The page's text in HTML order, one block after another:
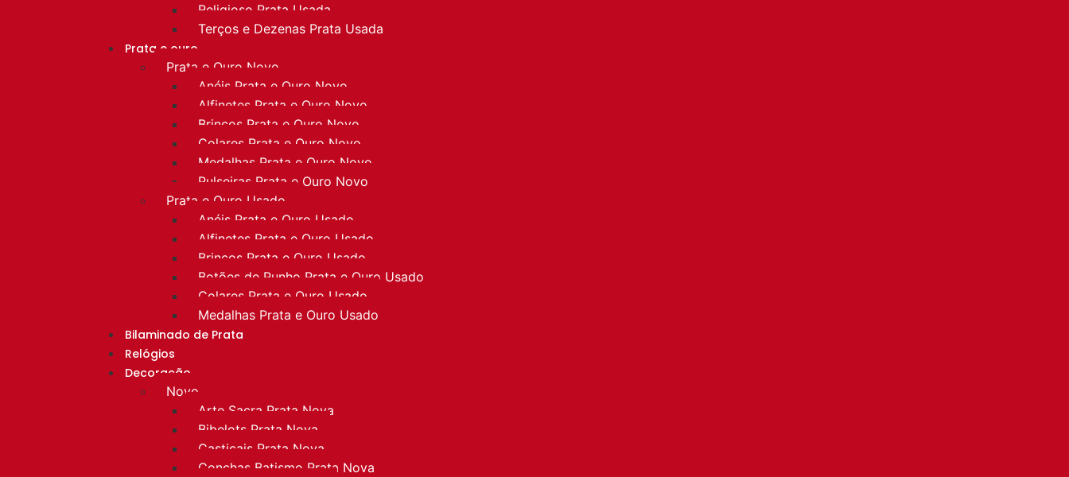
Religioso Prata Usada
Terços e Dezenas Prata Usada
Prata e ouro
Prata e Ouro Novo
Anéis Prata e Ouro Novo
Alfinetes Prata e Ouro Novo
Brincos Prata e Ouro Novo
Colares Prata e Ouro Novo
Medalhas Prata e Ouro Novo
Pulseiras Prata e Ouro Novo
Prata e Ouro Usado
Anéis Prata e Ouro Usado
Alfinetes Prata e Ouro Usado
Brincos Prata e Ouro Usado
Botões de Punho Prata e Ouro Usado
Colares Prata e Ouro Usado
Medalhas Prata e Ouro Usado
Bilaminado de Prata
Relógios
Decoração
Novo
Arte Sacra Prata Nova
Bibelots Prata Nova
Castiçais Prata Nova
Conchas Batismo Prata Nova